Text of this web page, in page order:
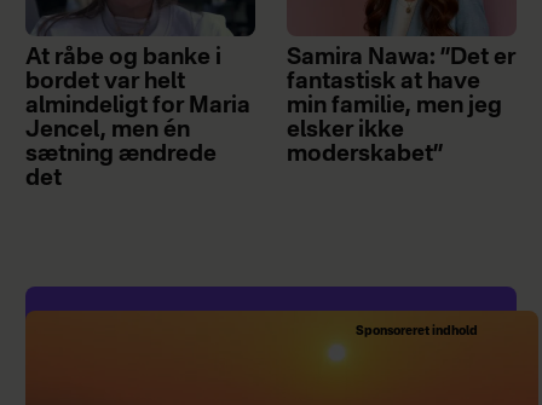
At råbe og banke i
bordet var helt
almindeligt for Maria
Jencel, men én
sætning ændrede
det
Samira Nawa: ”Det er
fantastisk at have
min familie, men jeg
elsker ikke
moderskabet”
Sponsoreret indhold